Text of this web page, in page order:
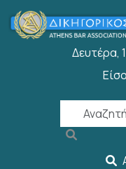
Παράκαμψη προς το
Δευτέρα,